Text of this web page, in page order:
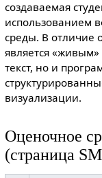
создаваемая
использованием
среды. В отличие
является
текст, но и
визуализации.
Оценочное
(страница